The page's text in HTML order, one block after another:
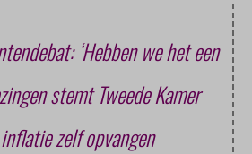
‘Hebben we het een
stemt Tweede Kamer
zelf opvangen